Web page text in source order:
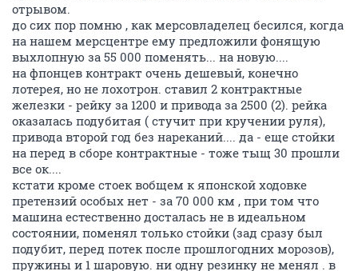
трехверка. так за два года у короллы меньше всего
проблем было . на первом месте 6-ка :)- с большим
отрывом.
до сих пор помню , как мерсовладелец бесился, когда
на нашем мерсцентре ему предложили фонящую
выхлопную за 55 000 поменять... на новую....
на фпонцев контракт очень дешевый, конечно
лотерея, но не лохотрон. ставил 2 контрактные
железки - рейку за 1200 и привода за 2500 (2). рейка
оказалась подубитая ( стучит при кручении руля),
привода второй год без нареканий.... да - еще стойки
на перед в сборе контрактные - тоже тыщ 30 прошли
все ок....
кстати кроме стоек вобщем к японской ходовке
претензий особых нет - за 70 000 км , при том что
машина естественно досталась не в идеальном
состоянии, поменял только стойки (зад сразу был